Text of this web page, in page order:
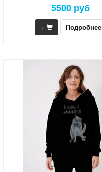
5500 руб
+ Подробнее